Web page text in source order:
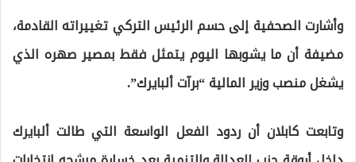
وأشارت الصحفية إلى حسم الرئيس التركي تغييراته القادمة،
مضيفة أن ما يشوبها اليوم يتمثل فقط بمصير صهره الذي
يشغل منصب وزير المالية “برآت ألبايرك”.
وتابعت كابلان أن ردود الفعل الواسعة التي طالت ألبايرك